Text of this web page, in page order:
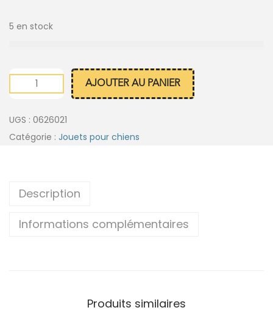
5 en stock
AJOUTER AU PANIER
UGS : 0626021
Catégorie : Jouets pour chiens
Description
Informations complémentaires
Produits similaires